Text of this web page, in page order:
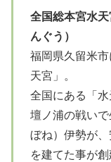
全国総本宮水
んぐう）
福岡県久留米
天宮」。
全国にある「水
壇ノ浦の戦い
ぼね）伊勢が
を建てた事が創